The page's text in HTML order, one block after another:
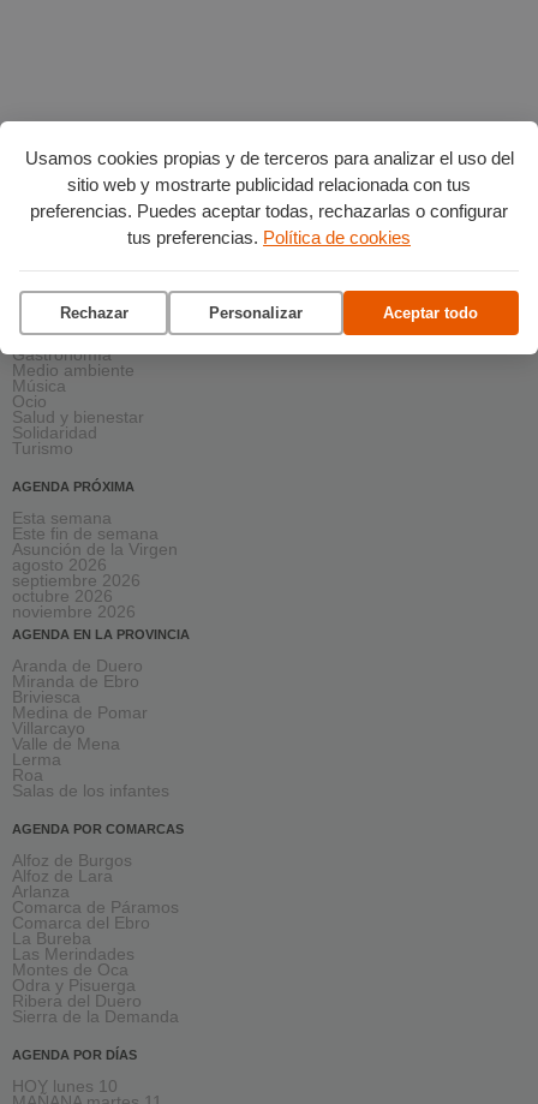
Usamos cookies propias y de terceros para analizar el uso del
sitio web y mostrarte publicidad relacionada con tus
preferencias. Puedes aceptar todas, rechazarlas o configurar
tus preferencias. Política de cookies
Rechazar Personalizar Aceptar todo
AGENDA POR CATEGORÍAS
Arte y Cultura
Ciencia y tecnología
Deportes
Escena
Formación
Gastronomía
Medio ambiente
Música
Ocio
Salud y bienestar
Solidaridad
Turismo
AGENDA PRÓXIMA
Esta semana
Este fin de semana
Asunción de la Virgen
agosto 2026
septiembre 2026
octubre 2026
noviembre 2026
AGENDA EN LA PROVINCIA
Aranda de Duero
Miranda de Ebro
Briviesca
Medina de Pomar
Villarcayo
Valle de Mena
Lerma
Roa
Salas de los infantes
AGENDA POR COMARCAS
Alfoz de Burgos
Alfoz de Lara
Arlanza
Comarca de Páramos
Comarca del Ebro
La Bureba
Las Merindades
Montes de Oca
Odra y Pisuerga
Ribera del Duero
Sierra de la Demanda
AGENDA POR DÍAS
HOY lunes 10